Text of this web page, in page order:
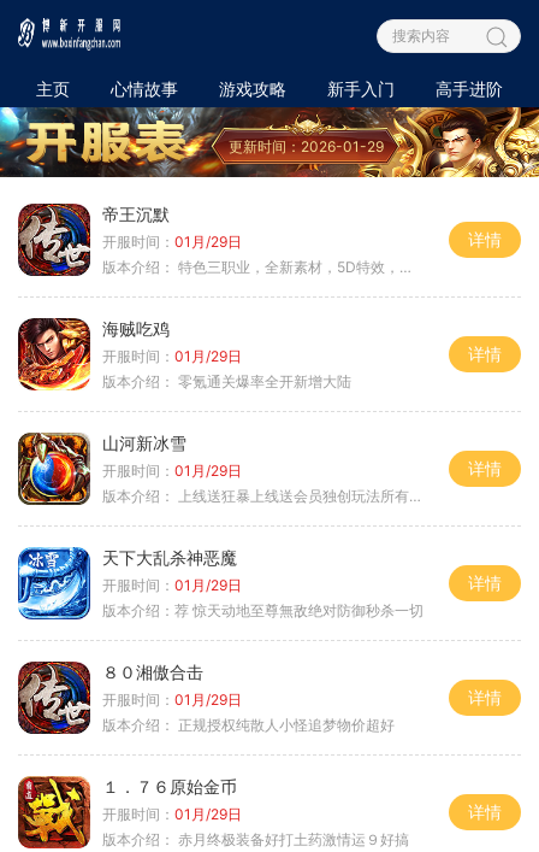
主页 心情故事 游戏攻略 新手入门 高手进阶
更新时间：2026-01-29
帝王沉默
开服时间： 01月/29日
版本介绍： 特色三职业，全新素材，5D特效，不卡图
详情
海贼吃鸡
开服时间： 01月/29日
版本介绍： 零氪通关爆率全开新增大陆
详情
山河新冰雪
开服时间： 01月/29日
版本介绍：
上线送狂暴上线送会员独创玩法所有装备靠
详情
天下大乱杀神恶魔
开服时间： 01月/29日
版本介绍： 荐 惊天动地至尊無敌绝对防御秒杀一切
详情
８０湘傲合击
开服时间： 01月/29日
版本介绍： 正规授权纯散人小怪追梦物价超好
详情
１．７６原始金币
开服时间： 01月/29日
版本介绍： 赤月终极装备好打土药激情运９好搞
详情